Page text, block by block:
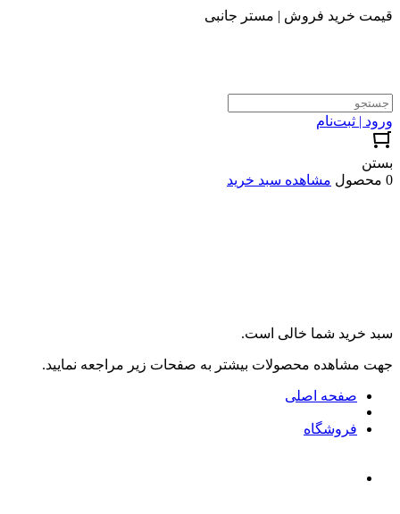
قیمت خرید فروش | مستر جانبی
ورود | ثبت‌نام
بستن
0 محصول
مشاهده سبد خرید
سبد خرید شما خالی است.
جهت مشاهده محصولات بیشتر به صفحات زیر مراجعه نمایید.
صفحه اصلی
فروشگاه